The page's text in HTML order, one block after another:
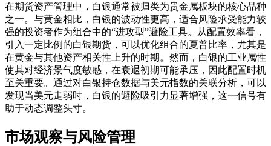
在期货资产管理中，白银通常被归类为贵金属板块的核心品种
之一。与黄金相比，白银的波动性更高，适合风险承受能力较
强的投资者作为组合中的“进攻型”避险工具。从配置效率看，
引入一定比例的白银期货，可以优化组合的夏普比率，尤其是
在黄金与其他资产相关性上升的时期。然而，白银的工业属性
使其对经济景气度敏感，在衰退初期可能承压，因此配置时机
至关重要。通过对白银持仓数据与美元指数的关联分析，可以
发现当美元走弱时，白银的避险吸引力显著增强，这一信号有
助于动态调整头寸。
市场观察与风险管理